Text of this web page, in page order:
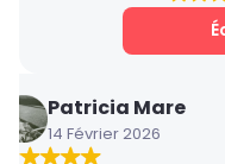
Patricia Mare
14 Février 2026